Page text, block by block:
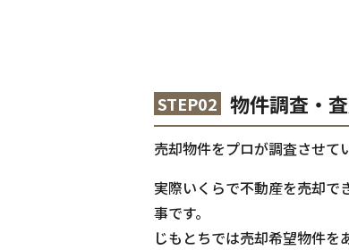
STEP02 物件調査・
売却物件をプロが調査させて
実際いくらで不動産を売却で
事です。
じもとちでは売却希望物件